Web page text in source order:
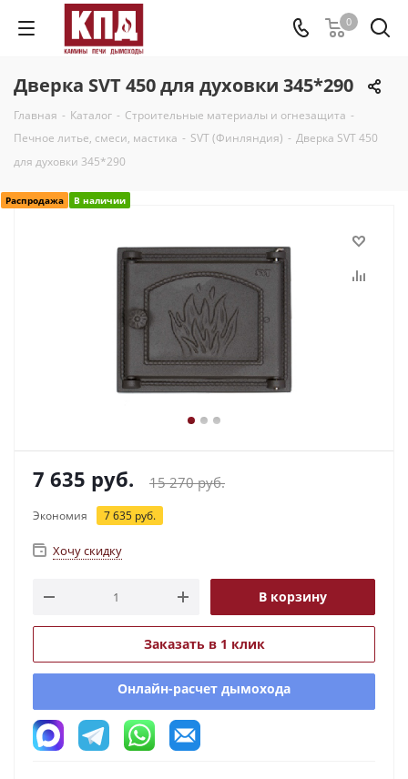
0
Дверка SVT 450 для духовки 345*290
Главная - Каталог - Строительные материалы и огнезащита -
Печное литье, смеси, мастика - SVT (Финляндия) - Дверка SVT 450
для духовки 345*290
Распродажа В наличии
7 635 руб. 15 270руб.
Экономия 7 635 руб.
Хочу скидку
В корзину
Заказать в 1 клик
Онлайн-расчет дымохода